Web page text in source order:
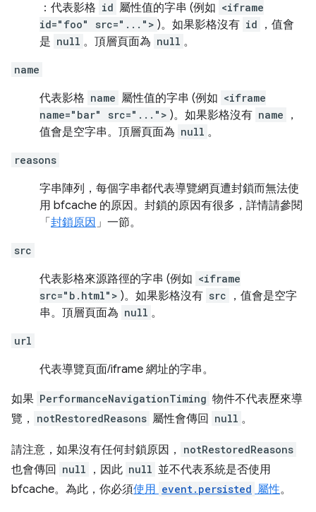
：代表影格 id 屬性值的字串 (例如 <iframe
id="foo" src="..."> )。如果影格沒有 id
，值會
是 null 。頂層頁面為 null 。
name
代表影格 name 屬性值的字串 (例如 <iframe
name="bar" src="..."> )。如果影格沒有 name
，
值會是空字串。頂層頁面為 null 。
reasons
字串陣列，每個字串都代表導覽網頁遭封鎖而無法使
用 bfcache 的原因。封鎖的原因有很多，詳情請參閱
「 封鎖原因 」一節。
src
代表影格來源路徑的字串 (例如 <iframe
src="b.html"> )。如果影格沒有 src
，值會是空字
串。頂層頁面為 null 。
url
代表導覽頁面/iframe 網址的字串。
如果 PerformanceNavigationTiming 物件不代表歷來導
覽，
notRestoredReasons 屬性會傳回 null 。
請注意，如果沒有任何封鎖原因， notRestoredReasons
也會傳回 null ，因此 null 並不代表系統是否使用
bfcache。為此，你必須使用 event.persisted 屬性。